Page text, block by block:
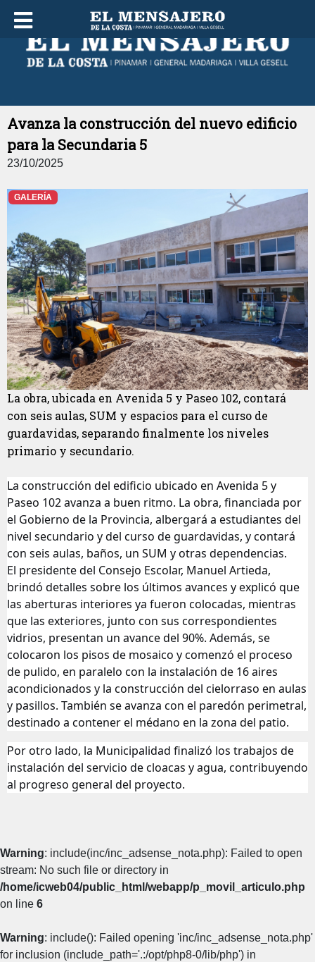
VIERNES 07 DE AGOSTO DE 2026
Avanza la construcción del nuevo edificio
para la Secundaria 5
23/10/2025
GALERÍA
La obra, ubicada en Avenida 5 y Paseo 102, contará
con seis aulas, SUM y espacios para el curso de
guardavidas, separando finalmente los niveles
primario y secundario.
La construcción del edificio ubicado en Avenida 5 y
Paseo 102 avanza a buen ritmo. La obra, financiada por
el Gobierno de la Provincia, albergará a estudiantes del
nivel secundario y del curso de guardavidas, y contará
con seis aulas, baños, un SUM y otras dependencias.
El presidente del Consejo Escolar, Manuel Artieda,
brindó detalles sobre los últimos avances y explicó que
las aberturas interiores ya fueron colocadas, mientras
que las exteriores, junto con sus correspondientes
vidrios, presentan un avance del 90%. Además, se
colocaron los pisos de mosaico y comenzó el proceso
de pulido, en paralelo con la instalación de 16 aires
acondicionados y la construcción del cielorraso en aulas
y pasillos. También se avanza con el paredón perimetral,
destinado a contener el médano en la zona del patio.
Por otro lado, la Municipalidad finalizó los trabajos de
instalación del servicio de cloacas y agua, contribuyendo
al progreso general del proyecto.
Warning: include(inc/inc_adsense_nota.php): Failed to open
stream: No such file or directory in
/home/icweb04/public_html/webapp/p_movil_articulo.php
on line 6
Warning: include(): Failed opening 'inc/inc_adsense_nota.php'
for inclusion (include_path='.:/opt/php8-0/lib/php') in